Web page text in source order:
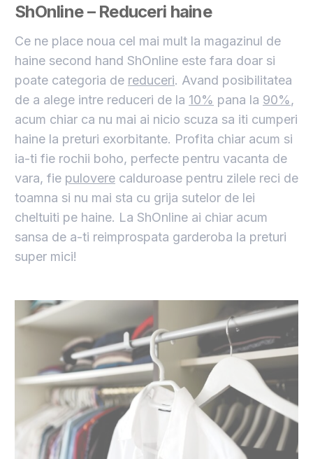
ShOnline – Reduceri haine
Ce ne place noua cel mai mult la magazinul de
haine second hand ShOnline este fara doar si
poate categoria de reduceri. Avand posibilitatea
de a alege intre reduceri de la 10% pana la 90%,
acum chiar ca nu mai ai nicio scuza sa iti cumperi
haine la preturi exorbitante. Profita chiar acum si
ia-ti fie rochii boho, perfecte pentru vacanta de
vara, fie pulovere calduroase pentru zilele reci de
toamna si nu mai sta cu grija sutelor de lei
cheltuiti pe haine. La ShOnline ai chiar acum
sansa de a-ti reimprospata garderoba la preturi
super mici!